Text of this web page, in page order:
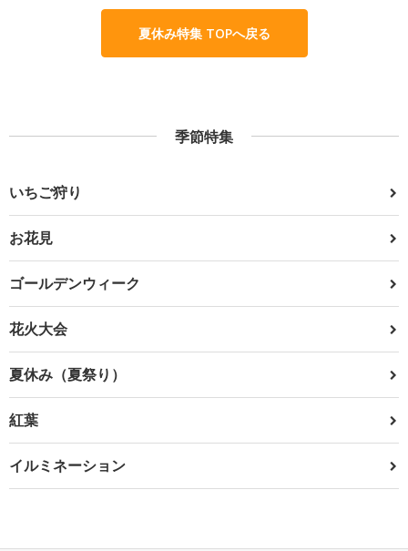
夏休み特集 TOPへ戻る
季節特集
いちご狩り
お花見
ゴールデンウィーク
花火大会
夏休み（夏祭り）
紅葉
イルミネーション